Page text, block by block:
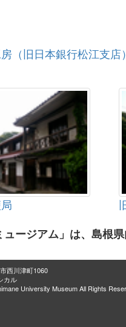
（旧日本銀行松江支店
ュージアム」は、島根
西川津町1060
カル
University Museum All Rights